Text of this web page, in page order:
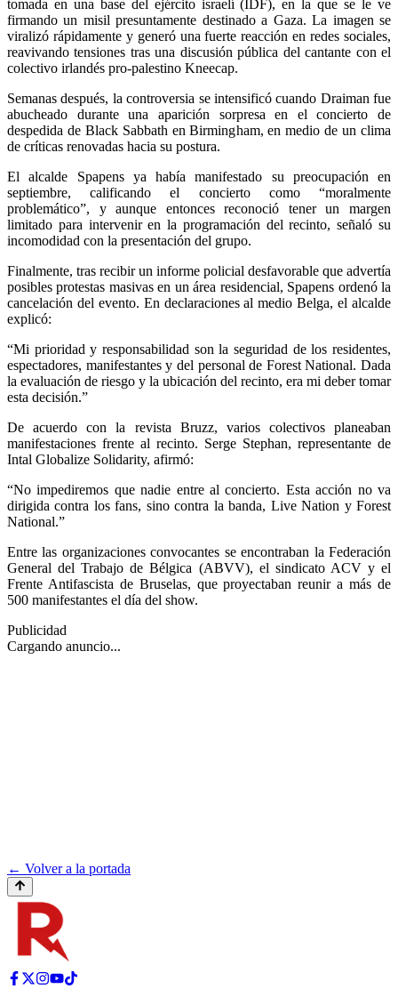
tomada en una base del ejército israelí (IDF), en la que se le ve
firmando un misil presuntamente destinado a Gaza. La imagen se
viralizó rápidamente y generó una fuerte reacción en redes sociales,
reavivando tensiones tras una discusión pública del cantante con el
colectivo irlandés pro-palestino Kneecap.
Semanas después, la controversia se intensificó cuando Draiman fue
abucheado durante una aparición sorpresa en el concierto de
despedida de Black Sabbath en Birmingham, en medio de un clima
de críticas renovadas hacia su postura.
El alcalde Spapens ya había manifestado su preocupación en
septiembre, calificando el concierto como “moralmente
problemático”, y aunque entonces reconoció tener un margen
limitado para intervenir en la programación del recinto, señaló su
incomodidad con la presentación del grupo.
Finalmente, tras recibir un informe policial desfavorable que advertía
posibles protestas masivas en un área residencial, Spapens ordenó la
cancelación del evento. En declaraciones al medio Belga, el alcalde
explicó:
“Mi prioridad y responsabilidad son la seguridad de los residentes,
espectadores, manifestantes y del personal de Forest National. Dada
la evaluación de riesgo y la ubicación del recinto, era mi deber tomar
esta decisión.”
De acuerdo con la revista Bruzz, varios colectivos planeaban
manifestaciones frente al recinto. Serge Stephan, representante de
Intal Globalize Solidarity, afirmó:
“No impediremos que nadie entre al concierto. Esta acción no va
dirigida contra los fans, sino contra la banda, Live Nation y Forest
National.”
Entre las organizaciones convocantes se encontraban la Federación
General del Trabajo de Bélgica (ABVV), el sindicato ACV y el
Frente Antifascista de Bruselas, que proyectaban reunir a más de
500 manifestantes el día del show.
Publicidad
Cargando anuncio...
← Volver a la portada